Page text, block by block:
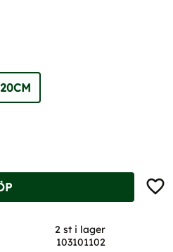
2 st i lager
103101102